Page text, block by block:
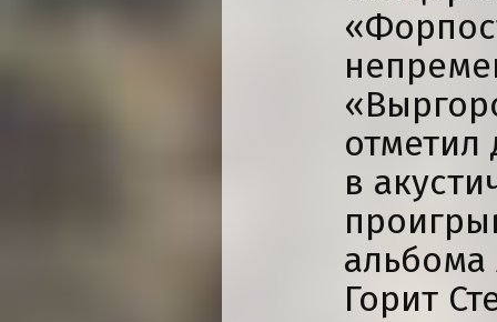
в
альбома
Горит